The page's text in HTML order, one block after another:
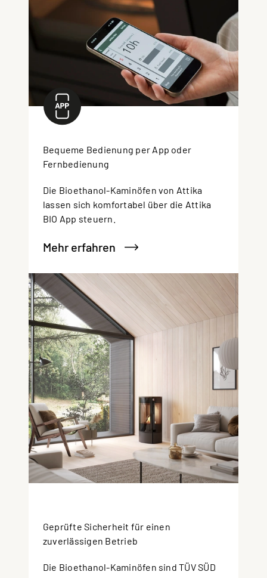
Bequeme Bedienung per App oder
Fernbedienung
Die Bioethanol-Kaminöfen von Attika
lassen sich komfortabel über die Attika
BIO App steuern.
Mehr erfahren
Geprüfte Sicherheit für einen
zuverlässigen Betrieb
Die Bioethanol-Kaminöfen sind TÜV SÜD